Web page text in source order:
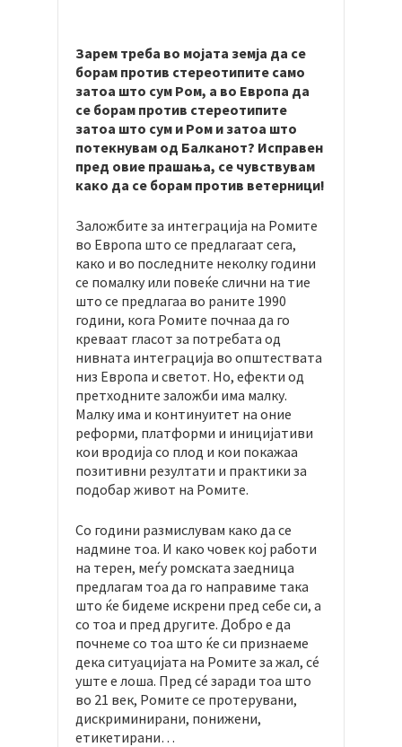
Зарем треба во мојата земја да се
борам против стереотипите само
затоа што сум Ром, а во Европа да
се борам против стереотипите
затоа што сум и Ром и затоа што
потекнувам од Балканот? Исправен
пред овие прашања, се чувствувам
како да се борам против ветерници!
Заложбите за интеграција на Ромите
во Европа што се предлагаат сега,
како и во последните неколку години
се помалку или повеќе слични на тие
што се предлагаа во раните 1990
години, кога Ромите почнаа да го
креваат гласот за потребата од
нивната интеграција во општествата
низ Европа и светот. Но, ефекти од
претходните заложби има малку.
Малку има и континуитет на оние
реформи, платформи и иницијативи
кои вродија со плод и кои покажаа
позитивни резултати и практики за
подобар живот на Ромите.
Со години размислувам како да се
надмине тоа. И како човек кој работи
на терен, меѓу ромската заедница
предлагам тоа да го направиме така
што ќе бидеме искрени пред себе си, а
со тоа и пред другите. Добро е да
почнеме со тоа што ќе си признаеме
дека ситуацијата на Ромите за жал, сé
уште е лоша. Пред сé заради тоа што
во 21 век, Ромите се протерувани,
дискриминирани, понижени,
етикетирани…